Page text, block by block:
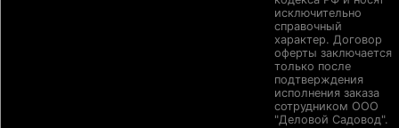
исключительно
справочный
характер. Договор
оферты заключается
только после
подтверждения
исполнения заказа
сотрудником ООО
"Деловой Садовод".